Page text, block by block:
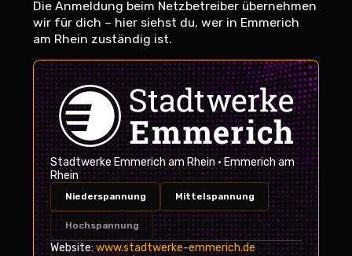
Die Anmeldung beim Netzbetreiber übernehmen
wir für dich – hier siehst du, wer in Emmerich
am Rhein zuständig ist.
Stadtwerke Emmerich am Rhein• Emmerich am
Rhein
Niederspannung Mittelspannung
Hochspannung
Website:www.stadtwerke-emmerich.de